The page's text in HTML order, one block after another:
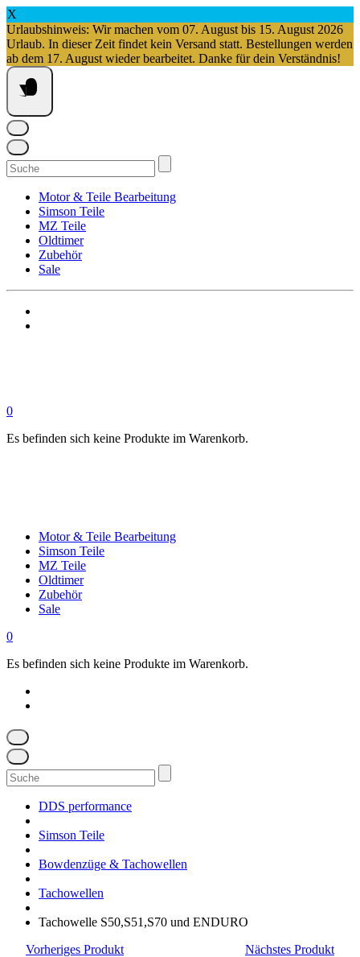
X
Urlaubshinweis: Wir machen vom 07. August bis 15. August 2026
Urlaub. In dieser Zeit findet kein Versand statt. Bestellungen werden
ab dem 17. August wieder bearbeitet. Danke für dein Verständnis!
Springe
zum
Inhalt
Suchen
nach:
Motor & Teile Bearbeitung
Simson Teile
MZ Teile
Oldtimer
Zubehör
Sale
0
Es befinden sich keine Produkte im Warenkorb.
Motor & Teile Bearbeitung
Simson Teile
MZ Teile
Oldtimer
Zubehör
Sale
0
Es befinden sich keine Produkte im Warenkorb.
Suchen
nach:
DDS performance
Simson Teile
Bowdenzüge & Tachowellen
Tachowellen
Tachowelle S50,S51,S70 und ENDURO
Vorheriges Produkt
Nächstes Produkt